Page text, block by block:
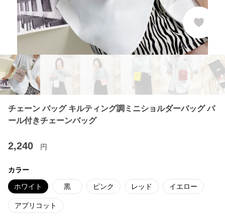
チェーン バッグ キルティング調ミニショルダーバッグ パ
ール付きチェーンバッグ
2,240 円
カラー
ホワイト 黒 ピンク レッド イエロー
アプリコット